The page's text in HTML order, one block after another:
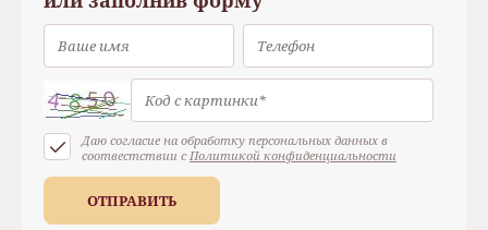
Даю согласие на обработку персональных данных в
соотвестствии с Политикой конфиденциальности
ОТПРАВИТЬ